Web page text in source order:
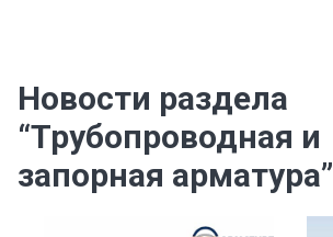
Новости раздела
“Трубопроводная и
запорная арматура”